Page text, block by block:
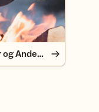
Gapahuker i Tønsberg, Færder og Andebu